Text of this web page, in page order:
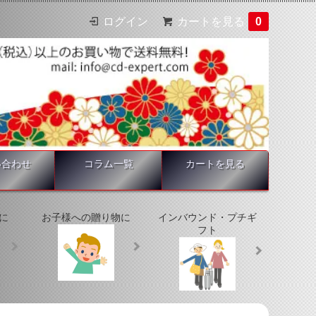
ログイン カートを見る 0
わせ コラム一覧 カートを見る
お子様への贈り物に
インバウンド・プチギ
フト